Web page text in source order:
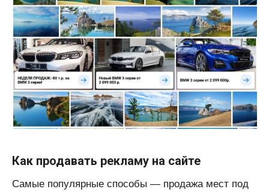
Как продавать рекламу на сайте
Самые популярные способы — продажа мест под